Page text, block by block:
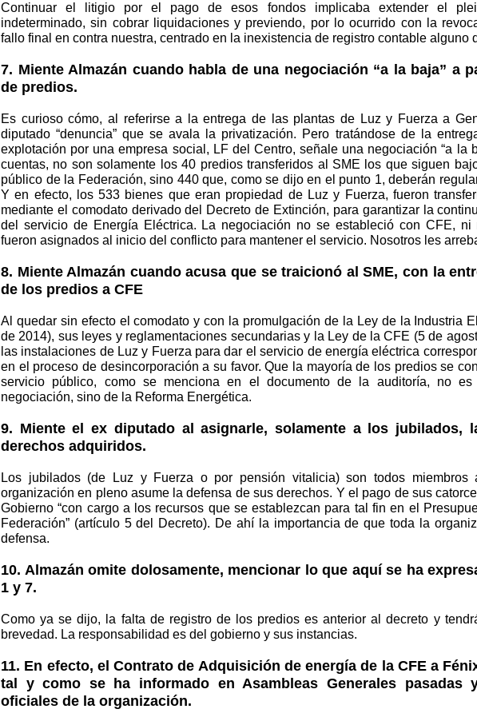
Continuar el litigio por el pago de esos fondos implicaba extender el
indeterminado, sin cobrar liquidaciones y previendo, por lo ocurrido con la
fallo final en contra nuestra, centrado en la inexistencia de registro contable alguno
7. Miente Almazán cuando habla de una negociación “a la baja” a
de predios.
Es curioso cómo, al referirse a la entrega de las plantas de Luz y Fuerza a
diputado “denuncia” que se avala la privatización. Pero tratándose de la
explotación por una empresa social, LF del Centro, señale una negociación “a la
cuentas, no son solamente los 40 predios transferidos al SME los que siguen
público de la Federación, sino 440 que, como se dijo en el punto 1, deberán
Y en efecto, los 533 bienes que eran propiedad de Luz y Fuerza, fueron
mediante el comodato derivado del Decreto de Extinción, para garantizar la
del servicio de Energía Eléctrica. La negociación no se estableció con CFE, ni
fueron asignados al inicio del conflicto para mantener el servicio. Nosotros les
8. Miente Almazán cuando acusa que se traicionó al SME, con la
de los predios a CFE
Al quedar sin efecto el comodato y con la promulgación de la Ley de la Industria
de 2014), sus leyes y reglamentaciones secundarias y la Ley de la CFE (5 de
las instalaciones de Luz y Fuerza para dar el servicio de energía eléctrica
en el proceso de desincorporación a su favor. Que la mayoría de los predios se
servicio público, como se menciona en el documento de la auditoría, no es
negociación, sino de la Reforma Energética.
9. Miente el ex diputado al asignarle, solamente a los jubilados,
derechos adquiridos.
Los jubilados (de Luz y Fuerza o por pensión vitalicia) son todos miembros
organización en pleno asume la defensa de sus derechos. Y el pago de sus
Gobierno “con cargo a los recursos que se establezcan para tal fin en el
Federación” (artículo 5 del Decreto). De ahí la importancia de que toda la
defensa.
10. Almazán omite dolosamente, mencionar lo que aquí se ha
1 y 7.
Como ya se dijo, la falta de registro de los predios es anterior al decreto y
brevedad. La responsabilidad es del gobierno y sus instancias.
11. En efecto, el Contrato de Adquisición de energía de la CFE a
tal y como se ha informado en Asambleas Generales pasadas
oficiales de la organización.